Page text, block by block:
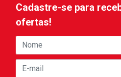
Cadastre-se para
ofertas!